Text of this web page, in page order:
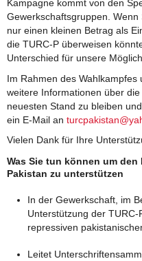
Kampagne kommt von den
Gewerkschaftsgruppen.
nur einen kleinen Betrag als
die TURC-P überweisen
Unterschied für unsere
Im Rahmen des
weitere Informationen über
neuesten Stand zu bleiben
ein E-Mail an
Vielen Dank für Ihre
Was Sie tun können um
Pakistan zu unterstützen
In der Gewerkschaft, im
Unterstützung der
repressiven
Leitet